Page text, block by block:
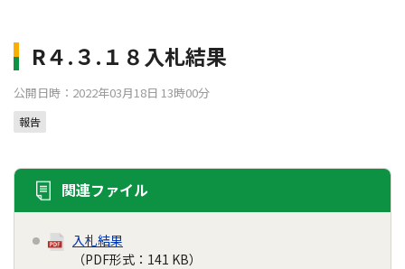
R４.３.１８入札結果
公開日時：2022年03月18日 13時00分
報告
関連ファイル
入札結果
（PDF形式：141 KB）